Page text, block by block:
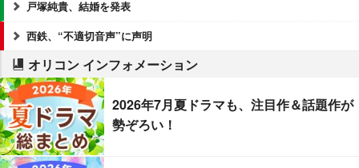
戸塚純貴、結婚を発表
西鉄、“不適切音声”に声明
オリコン インフォメーション
2026年7月夏ドラマも、注目作＆話題作が
勢ぞろい！